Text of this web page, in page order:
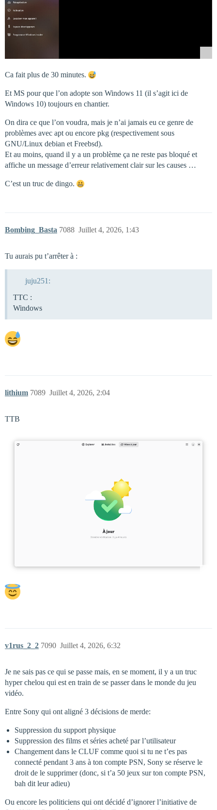
Ca fait plus de 30 minutes.
Et MS pour que l’on adopte son Windows 11 (il s’agit ici de
Windows 10) toujours en chantier.
On dira ce que l’on voudra, mais je n’ai jamais eu ce genre de
problèmes avec apt ou encore pkg (respectivement sous
GNU/Linux debian et Freebsd).
Et au moins, quand il y a un problème ça ne reste pas bloqué et
affiche un message d’erreur relativement clair sur les causes …
C’est un truc de dingo.
Bombing_Basta Juillet 4, 2026, 1:43
7088
Tu aurais pu t’arrêter à :
juju251:
TTC :
Windows
lithium Juillet 4, 2026, 2:04
7089
TTB
v1rus_2_2 Juillet 4, 2026, 6:32
7090
Je ne sais pas ce qui se passe mais, en se moment, il y a un truc
hyper chelou qui est en train de se passer dans le monde du jeu
vidéo.
Entre Sony qui ont aligné 3 décisions de merde:
Suppression du support physique
Suppression des films et séries acheté par l’utilisateur
Changement dans le CLUF comme quoi si tu ne t’es pas
connecté pendant 3 ans à ton compte PSN, Sony se réserve le
droit de le supprimer (donc, si t’a 50 jeux sur ton compte PSN,
bah dit leur adieu)
Ou encore les politiciens qui ont décidé d’ignorer l’initiative de